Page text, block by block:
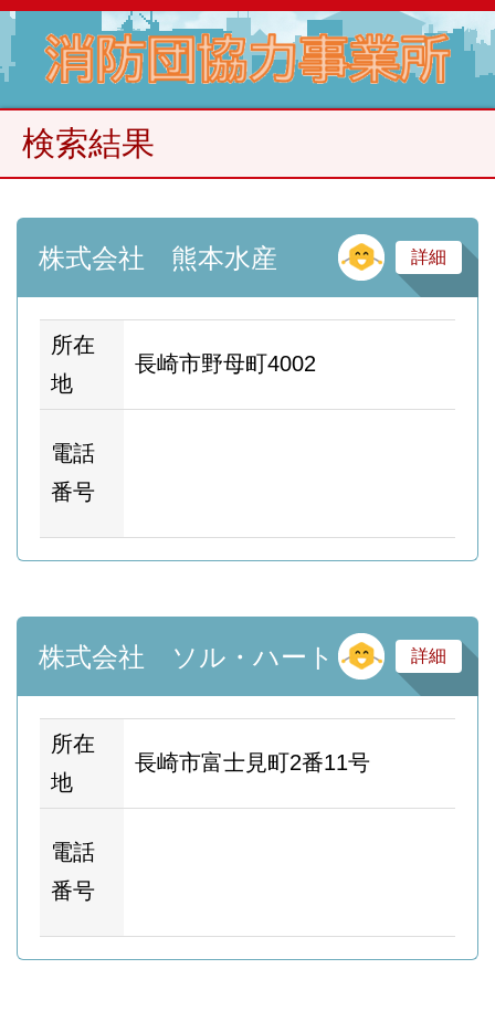
検索結果
株式会社 熊本水産 そ
詳細
所在
地
長崎市野母町4002
電話
番号
株式会社 ソル・ハート そ
詳細
所在
地
長崎市富士見町2番11号
電話
番号